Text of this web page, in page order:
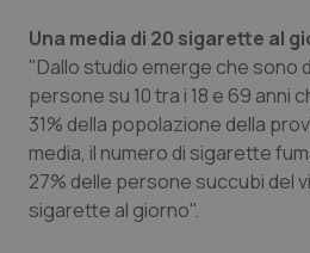
Piemonte
Provincia Autonoma di
Provincia Autonoma di
HIV
Infezioni & Febbre
Ipertensione &
Una media di 20 sigarette al
"Dallo studio emerge che sono
persone su 10 tra i 18 e 69 anni
31% della popolazione della
media, il numero di sigarette
27% delle persone succubi del
sigarette al giorno".